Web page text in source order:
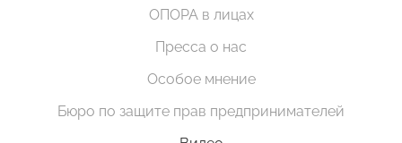
ОПОРА в лицах
Пресса о нас
Особое мнение
Бюро по защите прав предпринимателей